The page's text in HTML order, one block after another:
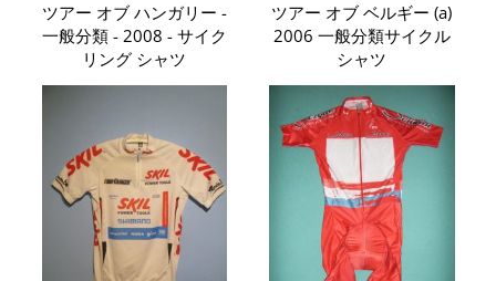
ツアー オブ ハンガリー -
一般分類 - 2008 - サイク
リング シャツ
ツアー オブ ベルギー (a)
2006 一般分類サイクル
シャツ